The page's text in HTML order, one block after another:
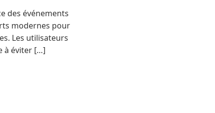
des événements
modernes pour
Les utilisateurs
à éviter […]